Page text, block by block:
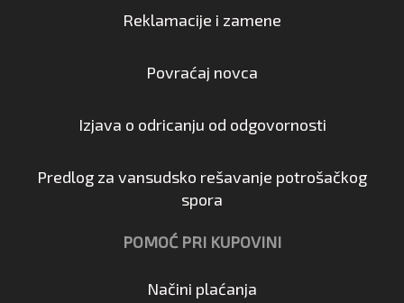
Reklamacije i zamene
Povraćaj novca
Izjava o odricanju od odgovornosti
Predlog za vansudsko rešavanje potrošačkog
spora
POMOĆ PRI KUPOVINI
Načini plaćanja